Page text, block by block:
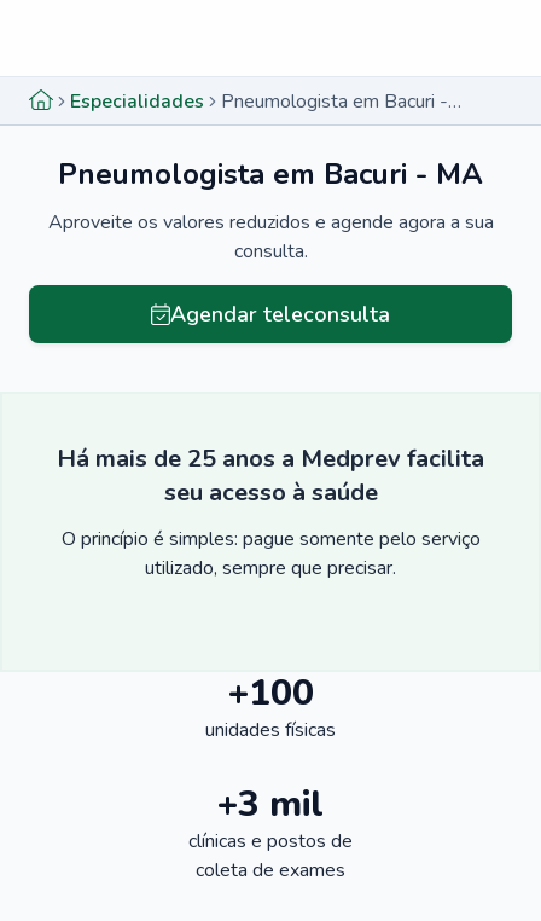
Especialidades Pneumologista em Bacuri - MA
Pneumologista em Bacuri - MA
Aproveite os valores reduzidos e agende agora a sua
consulta.
Agendar teleconsulta
Há mais de 25 anos a Medprev facilita
seu acesso à saúde
O princípio é simples: pague somente pelo serviço
utilizado, sempre que precisar.
+100
unidades físicas
+3 mil
clínicas e postos de
coleta de exames